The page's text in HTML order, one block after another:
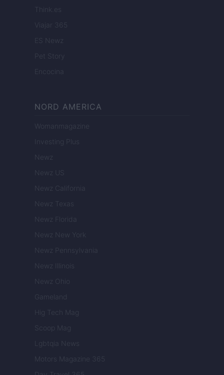
Think.es
Viajar 365
ES Newz
Pet Story
Encocina
NORD AMERICA
Womanmagazine
Investing Plus
Newz
Newz US
Newz California
Newz Texas
Newz Florida
Newz New York
Newz Pennsylvania
Newz Illinois
Newz Ohio
Gameland
Hig Tech Mag
Scoop Mag
Lgbtqia News
Motors Magazine 365